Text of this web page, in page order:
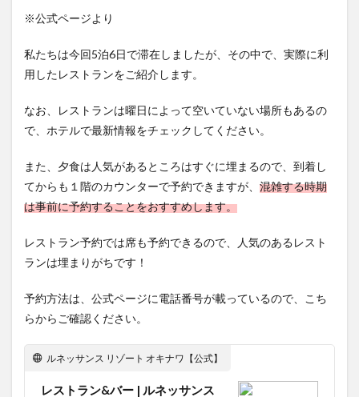
3.1
4
予約
5
まと
※公式ページより
私たちは今回5泊6日で滞在しましたが、その中で、実際に利
用したレストランをご紹介します。
なお、レストランは曜日によって空いていない場所もあるの
で、ホテルで最新情報をチェックしてください。
また、夕食は人気があるところはすぐに埋まるので、到着し
てからも１階のカウンターで予約できますが、 混雑する時期
は事前に予約することをおすすめします。
レストラン予約では席も予約できるので、人気のあるレスト
ランは埋まりがちです！
予約方法は、公式ページに電話番号が載っているので、こち
らからご確認ください。
ルネッサンス リゾート オキナワ【公式】
レストラン&バー | ルネッサンス